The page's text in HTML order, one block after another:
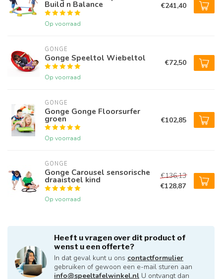
Build n Balance
Op voorraad
€241,40
GONGE
Gonge Speeltol Wiebeltol
Op voorraad
€72,50
GONGE
Gonge Gonge Floorsurfer
groen
Op voorraad
€102,85
GONGE
Gonge Carousel sensorische
draaistoel kind
Op voorraad
€136,13
€128,87
Heeft u vragen over dit product of
wenst u een offerte?
In dat geval kunt u ons contactformulier
gebruiken of gewoon een e-mail sturen aan
info@speeltafelwinkel.nl U ontvangt dan